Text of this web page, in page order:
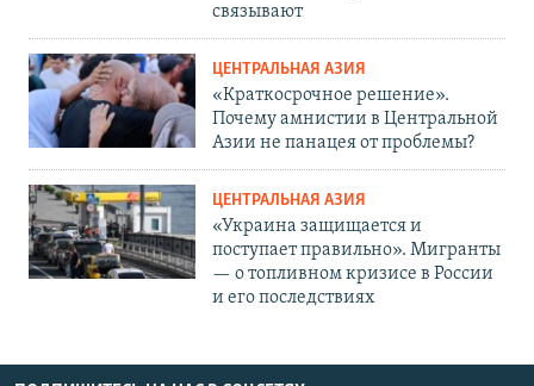
связывают
ЦЕНТРАЛЬНАЯ АЗИЯ
«Краткосрочное решение».
Почему амнистии в Центральной
Азии не панацея от проблемы?
ЦЕНТРАЛЬНАЯ АЗИЯ
«Украина защищается и
поступает правильно». Мигранты
— о топливном кризисе в России
и его последствиях